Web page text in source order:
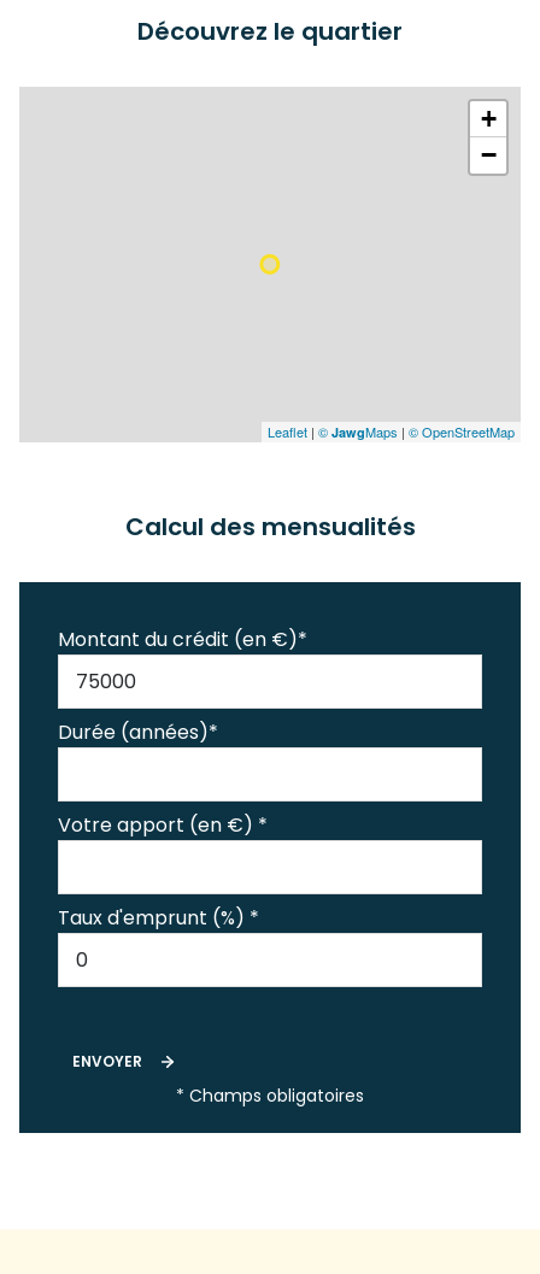
Découvrez le quartier
+
−
Leaflet | © JawgMaps | © OpenStreetMap
Calcul des mensualités
Montant du crédit (en €)*
Durée (années)*
Votre apport (en €) *
Taux d'emprunt (%) *
ENVOYER
* Champs obligatoires